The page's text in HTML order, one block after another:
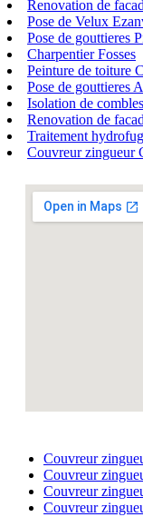
Renovation de
Pose de Velux
Pose de gouttieres
Charpentier Fosses
Peinture de toiture
Pose de gouttieres
Isolation de
Renovation de
Traitement
Couvreur zingueur
Couvreur
Couvreur
Couvreur
Couvreur